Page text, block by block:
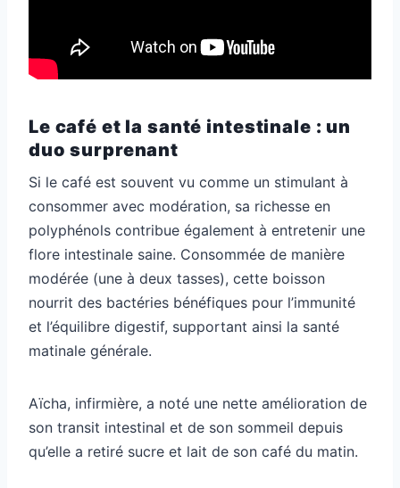
Le café et la santé intestinale : un
duo surprenant
Si le café est souvent vu comme un stimulant à
consommer avec modération, sa richesse en
polyphénols contribue également à entretenir une
flore intestinale saine. Consommée de manière
modérée (une à deux tasses), cette boisson
nourrit des bactéries bénéfiques pour l’immunité
et l’équilibre digestif, supportant ainsi la santé
matinale générale.
Aïcha, infirmière, a noté une nette amélioration de
son transit intestinal et de son sommeil depuis
qu’elle a retiré sucre et lait de son café du matin.